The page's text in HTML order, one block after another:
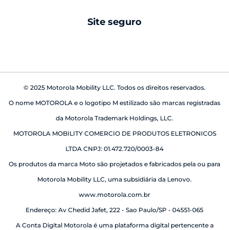
babá eletrônica
Site seguro
© 2025 Motorola Mobility LLC. Todos os direitos reservados.
O nome MOTOROLA e o logotipo M estilizado são marcas registradas
da Motorola Trademark Holdings, LLC.
MOTOROLA MOBILITY COMERCIO DE PRODUTOS ELETRONICOS
LTDA CNPJ: 01.472.720/0003-84
Os produtos da marca Moto são projetados e fabricados pela ou para
Motorola Mobility LLC, uma subsidiária da Lenovo.
www.motorola.com.br
Endereço: Av Chedid Jafet, 222 - Sao Paulo/SP - 04551-065
A Conta Digital Motorola é uma plataforma digital pertencente a